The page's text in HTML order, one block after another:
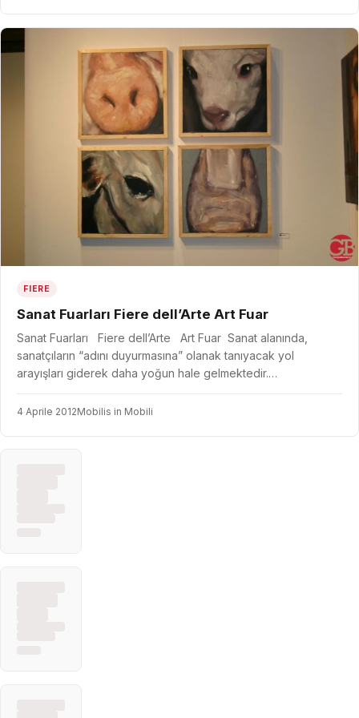
FIERE
Sanat Fuarları Fiere dell’Arte Art Fuar
Sanat Fuarları Fiere dell’Arte Art Fuar Sanat alanında,
sanatçıların “adını duyurmasına” olanak tanıyacak yol
arayışları giderek daha yoğun hale gelmektedir.…
4 Aprile 2012Mobilis in Mobili